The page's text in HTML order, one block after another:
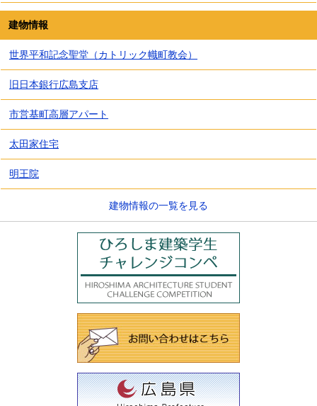
建物情報
世界平和記念聖堂（カトリック幟町教会）
旧日本銀行広島支店
市営基町高層アパート
太田家住宅
明王院
建物情報の一覧を見る